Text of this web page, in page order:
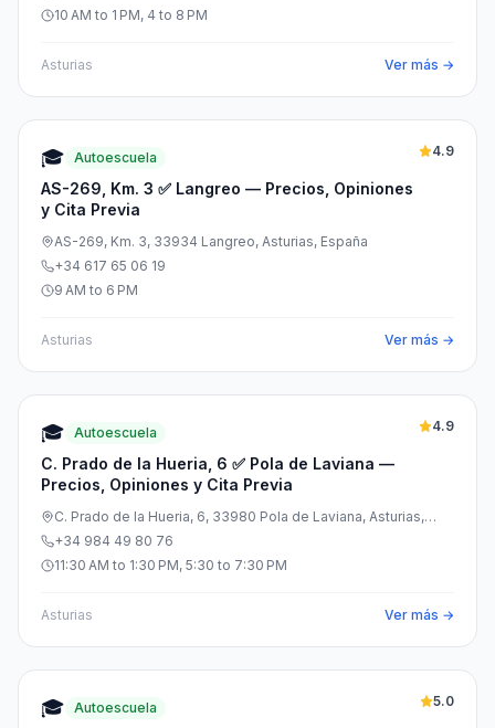
10 AM to 1 PM, 4 to 8 PM
Asturias Ver más →
🎓 Autoescuela
AS-269, Km. 3 ✅ Langreo — Precios, Opiniones
y Cita Previa
4.9
AS-269, Km. 3, 33934 Langreo, Asturias, España
+34 617 65 06 19
9 AM to 6 PM
Asturias Ver más →
🎓 Autoescuela
C. Prado de la Hueria, 6 ✅ Pola de Laviana —
Precios, Opiniones y Cita Previa
4.9
C. Prado de la Hueria, 6, 33980 Pola de Laviana, Asturias,
España
+34 984 49 80 76
11:30 AM to 1:30 PM, 5:30 to 7:30 PM
Asturias Ver más →
🎓 Autoescuela 5.0